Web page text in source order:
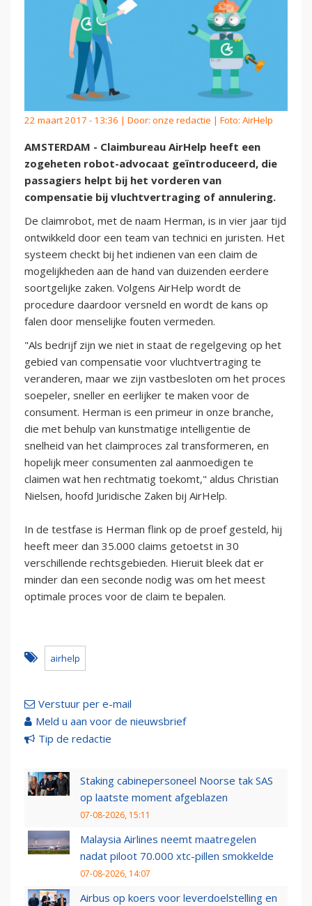
22 maart 2017 - 13:36 | Door: onze redactie | Foto: AirHelp
AMSTERDAM - Claimbureau AirHelp heeft een
zogeheten robot-advocaat geïntroduceerd, die
passagiers helpt bij het vorderen van
compensatie bij vluchtvertraging of annulering.
De claimrobot, met de naam Herman, is in vier jaar tijd
ontwikkeld door een team van technici en juristen. Het
systeem checkt bij het indienen van een claim de
mogelijkheden aan de hand van duizenden eerdere
soortgelijke zaken. Volgens AirHelp wordt de
procedure daardoor versneld en wordt de kans op
falen door menselijke fouten vermeden.
"Als bedrijf zijn we niet in staat de regelgeving op het
gebied van compensatie voor vluchtvertraging te
veranderen, maar we zijn vastbesloten om het proces
soepeler, sneller en eerlijker te maken voor de
consument. Herman is een primeur in onze branche,
die met behulp van kunstmatige intelligentie de
snelheid van het claimproces zal transformeren, en
hopelijk meer consumenten zal aanmoedigen te
claimen wat hen rechtmatig toekomt," aldus Christian
Nielsen, hoofd Juridische Zaken bij AirHelp.
In de testfase is Herman flink op de proef gesteld, hij
heeft meer dan 35.000 claims getoetst in 30
verschillende rechtsgebieden. Hieruit bleek dat er
minder dan een seconde nodig was om het meest
optimale proces voor de claim te bepalen.
airhelp
Verstuur per e-mail
Meld u aan voor de nieuwsbrief
Tip de redactie
Staking cabinepersoneel Noorse tak SAS
op laatste moment afgeblazen
07-08-2026, 15:11
Malaysia Airlines neemt maatregelen
nadat piloot 70.000 xtc-pillen smokkelde
07-08-2026, 14:07
Airbus op koers voor leverdoelstelling en